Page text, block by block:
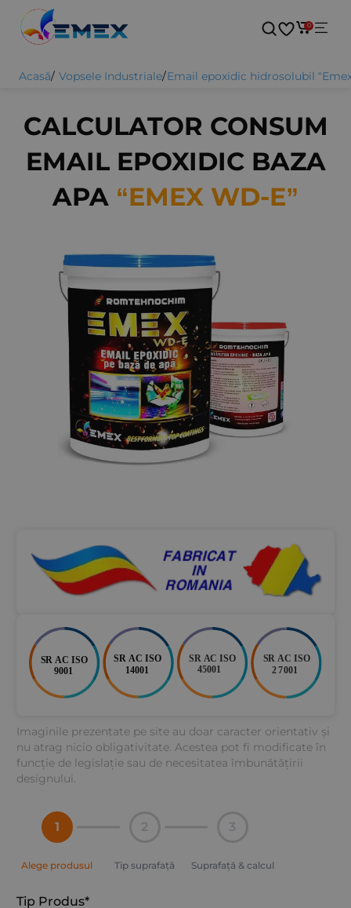
0
Acasă/ Vopsele Industriale/Email epoxidic hidrosolubil
CALCULATOR CONSUM
EMAIL EPOXIDIC BAZA
APA “EMEX WD-E”
Imaginile prezentate pe site au doar caracter orientativ și
nu atrag nicio obligativitate. Acestea pot fi modificate în
funcție de legislație sau de necesitatea îmbunătățirii
designului.
1 2 3
Tip Produs*